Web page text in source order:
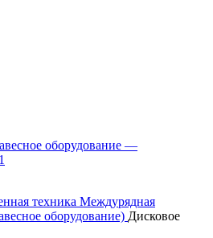
техника Междурядная
оборудование) Дисковое